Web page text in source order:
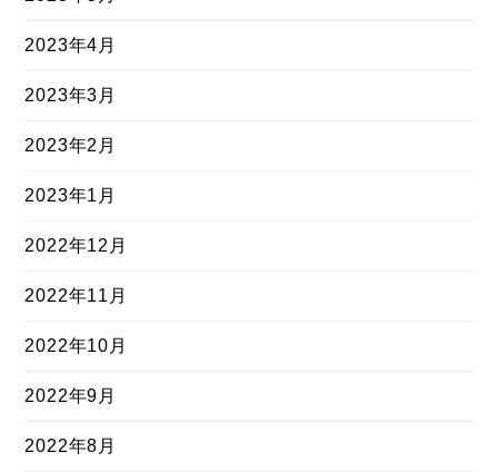
2023年4月
2023年3月
2023年2月
2023年1月
2022年12月
2022年11月
2022年10月
2022年9月
2022年8月